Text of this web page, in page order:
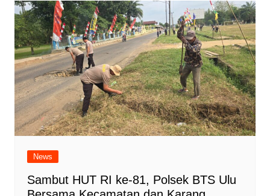
News
Sambut HUT RI ke-81, Polsek BTS Ulu